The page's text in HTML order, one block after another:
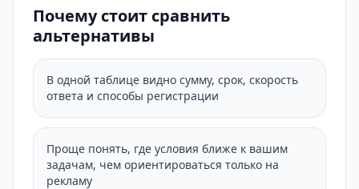
Почему стоит сравнить
альтернативы
В одной таблице видно сумму, срок, скорость
ответа и способы регистрации
Проще понять, где условия ближе к вашим
задачам, чем ориентироваться только на
рекламу